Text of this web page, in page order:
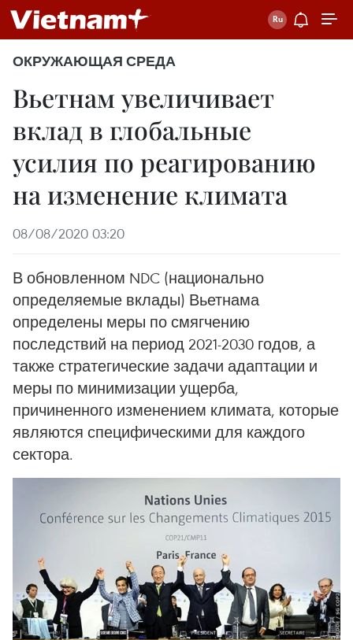
ОКРУЖАЮЩАЯ СРЕДА
Вьетнам увеличивает
вклад в глобальные
усилия по реагированию
на изменение климата
08/08/2020 03:20
В обновленном NDC (национально
определяемые вклады) Вьетнама
определены меры по смягчению
последствий на период 2021-2030 годов, а
также стратегические задачи адаптации и
меры по минимизации ущерба,
причиненного изменением климата, которые
являются специфическими для каждого
сектора.